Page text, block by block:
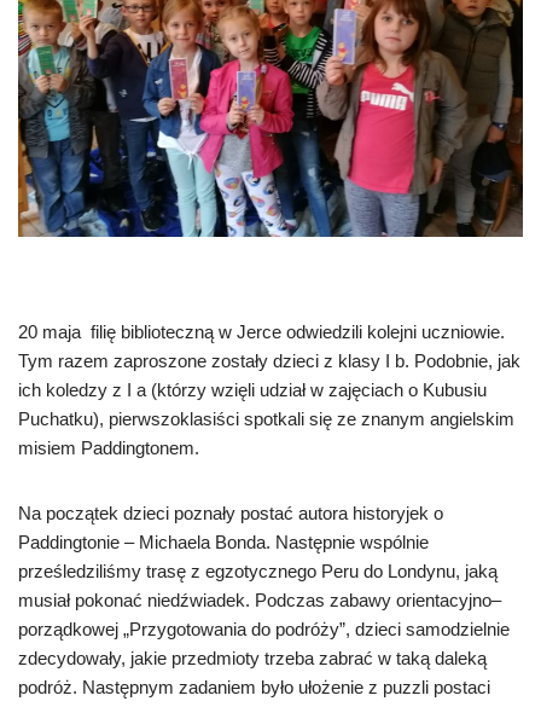
20 maja filię biblioteczną w Jerce odwiedzili kolejni uczniowie.
Tym razem zaproszone zostały dzieci z klasy I b. Podobnie, jak
ich koledzy z I a (którzy wzięli udział w zajęciach o Kubusiu
Puchatku), pierwszoklasiści spotkali się ze znanym angielskim
misiem Paddingtonem.
Na początek dzieci poznały postać autora historyjek o
Paddingtonie – Michaela Bonda. Następnie wspólnie
prześledziliśmy trasę z egzotycznego Peru do Londynu, jaką
musiał pokonać niedźwiadek. Podczas zabawy orientacyjno–
porządkowej „Przygotowania do podróży”, dzieci samodzielnie
zdecydowały, jakie przedmioty trzeba zabrać w taką daleką
podróż. Następnym zadaniem było ułożenie z puzzli postaci